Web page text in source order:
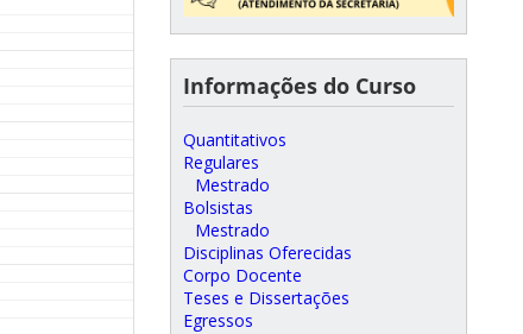
Informações do Curso
Quantitativos
Regulares
Mestrado
Bolsistas
Mestrado
Disciplinas Oferecidas
Corpo Docente
Teses e Dissertações
Egressos